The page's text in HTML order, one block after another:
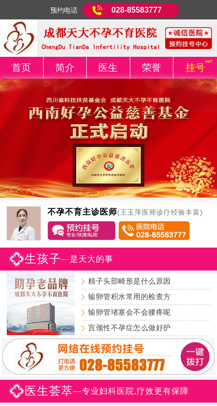
预约电话 028-85583777
首页 简介 医生 荣誉 挂号
不孕不育主诊医师(王玉萍医师诊疗经验丰富)
生孩子—是天大的事
精子头部畸形是什么原因
输卵管积水常用的检查方
输卵管堵塞会不会腰疼呢
宫颈性不孕症怎么做好护
医生荟萃—专业妇科医院,疗效更有保障